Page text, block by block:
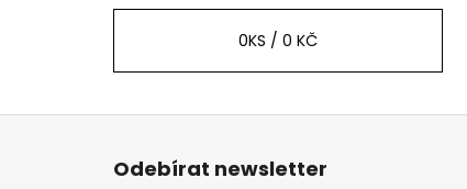
0KS / 0 KČ
Z
Odebírat newsletter